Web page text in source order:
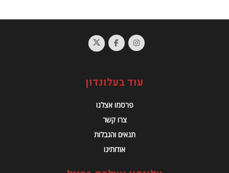
עוד בעלונדון
פרסמו אצלנו
צרו קשר
תנאים והגבלות
אודותינו